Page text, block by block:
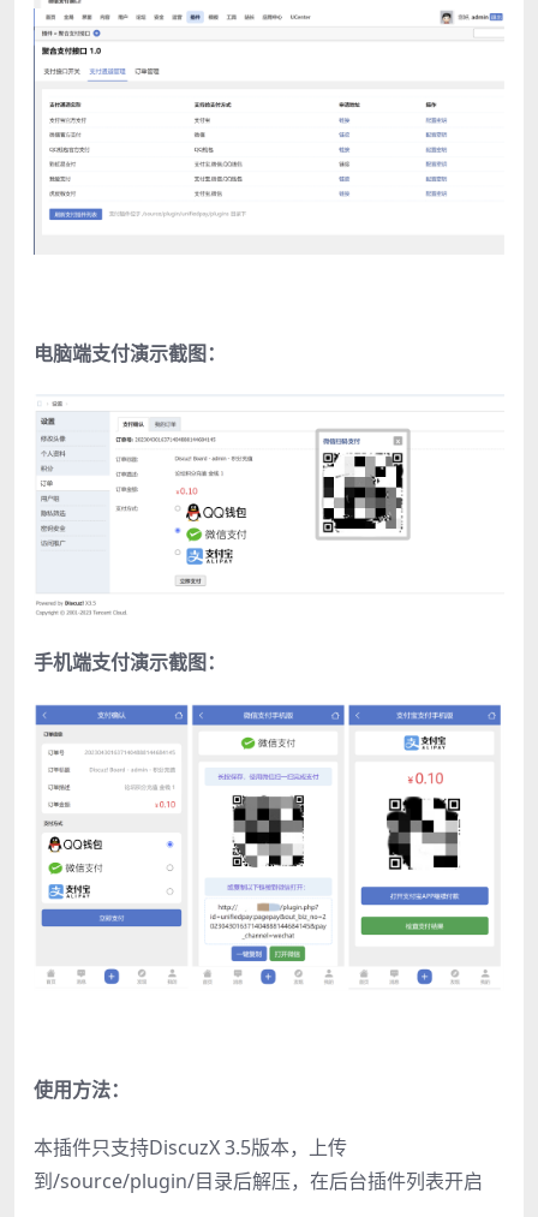
电脑端支付演示截图：
手机端支付演示截图：
使用方法：
本插件只支持DiscuzX 3.5版本，上传
到/source/plugin/目录后解压，在后台插件列表开启